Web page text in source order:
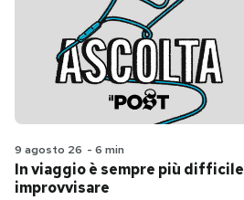
9 agosto 26 - 6 min
In viaggio è sempre più difficile
improvvisare